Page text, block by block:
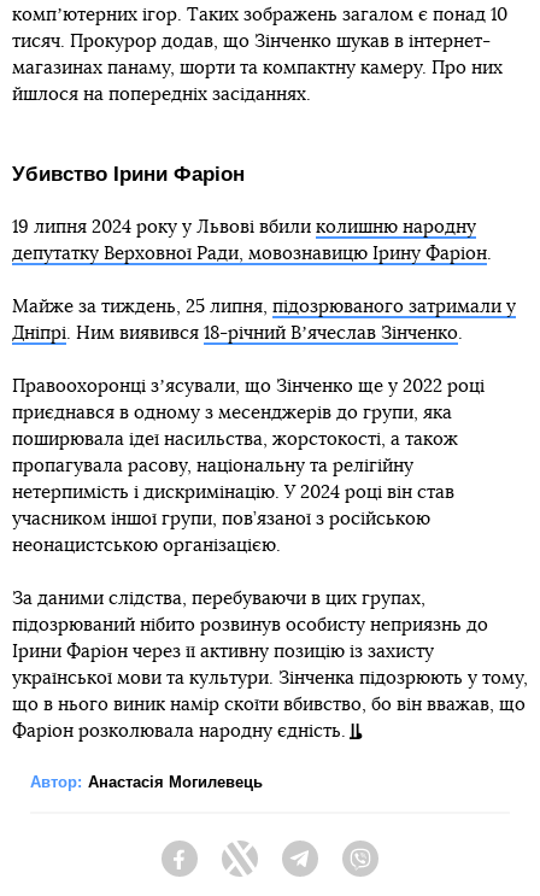
компʼютерних ігор. Таких зображень загалом є понад 10
тисяч. Прокурор додав, що Зінченко шукав в інтернет-
магазинах панаму, шорти та компактну камеру. Про них
йшлося на попередніх засіданнях.
Убивство Ірини Фаріон
19 липня 2024 року у Львові вбили колишню народну
депутатку Верховної Ради, мовознавицю Ірину Фаріон.
Майже за тиждень, 25 липня, підозрюваного затримали у
Дніпрі. Ним виявився 18-річний Вʼячеслав Зінченко.
Правоохоронці зʼясували, що Зінченко ще у 2022 році
приєднався в одному з месенджерів до групи, яка
поширювала ідеї насильства, жорстокості, а також
пропагувала расову, національну та релігійну
нетерпимість і дискримінацію. У 2024 році він став
учасником іншої групи, пов’язаної з російською
неонацистською організацією.
За даними слідства, перебуваючи в цих групах,
підозрюваний нібито розвинув особисту неприязнь до
Ірини Фаріон через її активну позицію із захисту
української мови та культури. Зінченка підозрюють у тому,
що в нього виник намір скоїти вбивство, бо він вважав, що
Фаріон розколювала народну єдність.
Автор: Анастасія Могилевець
FacebookTwitter Telegram